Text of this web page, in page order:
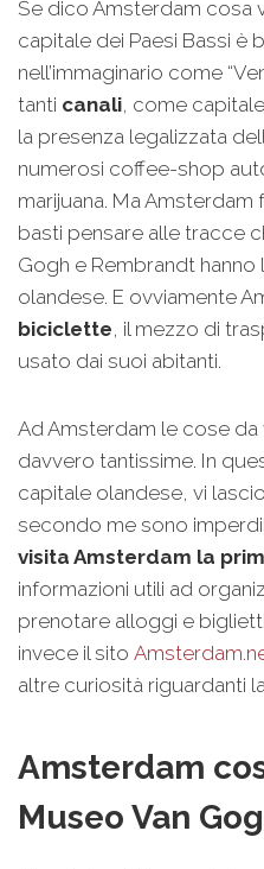
Se dico Amsterdam cosa
capitale dei Paesi Bassi è
nell’immaginario come
tanti canali, come
la presenza legalizzata
numerosi coffee-shop
marijuana. Ma Amsterdam
basti pensare alle tracce
Gogh e Rembrandt
olandese. E ovviamente
biciclette, il mezzo di
usato dai suoi abitanti.
Ad Amsterdam le cose
davvero tantissime. In
capitale olandese, vi
secondo me sono
visita Amsterdam la
informazioni utili ad
prenotare alloggi e
invece il sito
altre curiosità riguardanti
Amsterdam
Museo Van